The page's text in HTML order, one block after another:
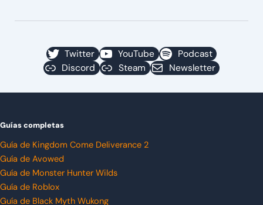
Twitter YouTube
Podcast
Discord
Steam Newsletter
Guías completas
Guía de Kingdom Come Deliverance 2
Guía de Avowed
Guía de Monster Hunter Wilds
Guía de Roblox
Guía de Black Myth Wukong